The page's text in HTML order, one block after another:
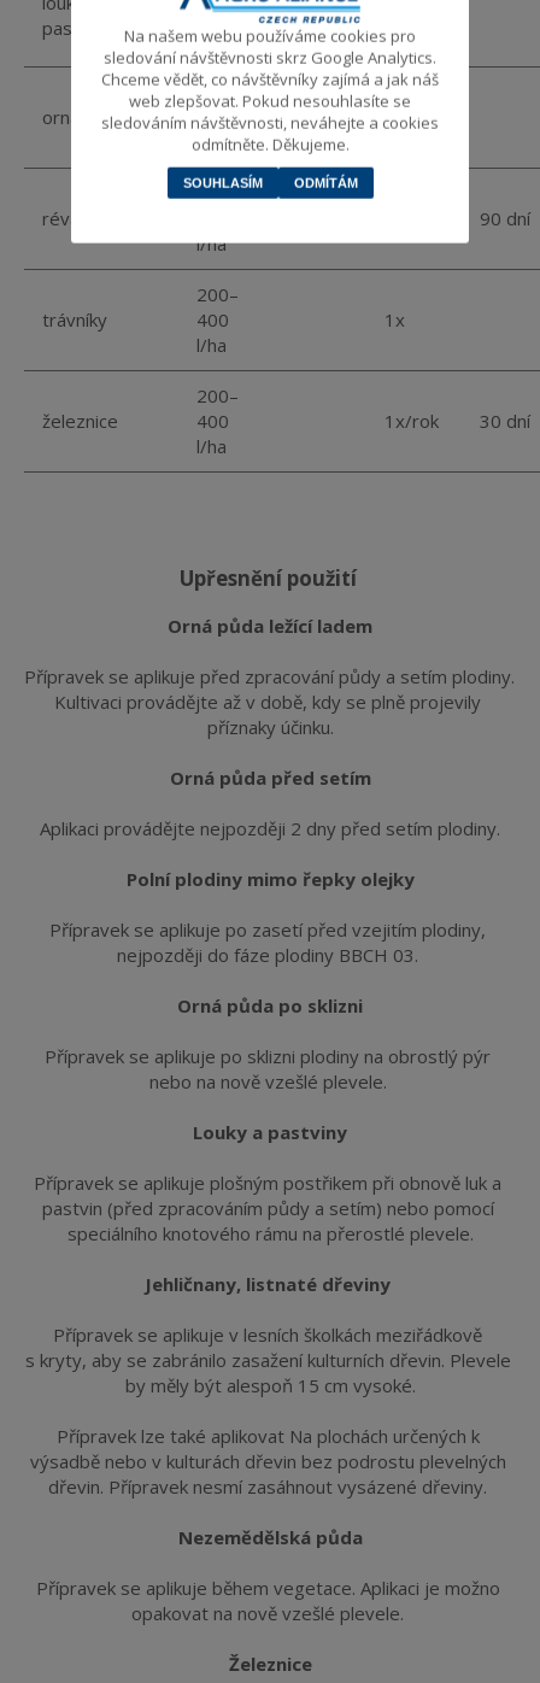
pastviny
400
l/ha
postřik
orná půda
200–
400
l/ha
1x/rok
réva
200–
l/ha
90 dní
trávníky
200–
400
l/ha
1x
železnice
200–
400
l/ha
1x/rok 30 dní
upřesnění použití
Orná půda ležící ladem
Přípravek se aplikuje před zpracování půdy a setím plodiny.
Kultivaci provádějte až v době, kdy se plně projevily
příznaky účinku.
Orná půda před setím
Aplikaci provádějte nejpozději 2 dny před setím plodiny.
Polní plodiny mimo řepky olejky
Přípravek se aplikuje po zasetí před vzejitím plodiny,
nejpozději do fáze plodiny BBCH 03.
Orná půda po sklizni
Přípravek se aplikuje po sklizni plodiny na obrostlý pýr
nebo na nově vzešlé plevele.
Louky a pastviny
Přípravek se aplikuje plošným postřikem při obnově luk a
pastvin (před zpracováním půdy a setím) nebo pomocí
speciálního knotového rámu na přerostlé plevele.
Jehličnany, listnaté dřeviny
Přípravek se aplikuje v lesních školkách meziřádkově
s kryty, aby se zabránilo zasažení kulturních dřevin. Plevele
by měly být alespoň 15 cm vysoké.
Přípravek lze také aplikovat Na plochách určených k
výsadbě nebo v kulturách dřevin bez podrostu plevelných
dřevin. Přípravek nesmí zasáhnout vysázené dřeviny.
Nezemědělská půda
Přípravek se aplikuje během vegetace. Aplikaci je možno
opakovat na nově vzešlé plevele.
Železnice
Na našem webu používáme cookies pro
sledování návštěvnosti skrz Google Analytics.
Chceme vědět, co návštěvníky zajímá a jak náš
web zlepšovat. Pokud nesouhlasíte se
sledováním návštěvnosti, neváhejte a cookies
odmítněte. Děkujeme.
SOUHLASÍM ODMÍTÁM